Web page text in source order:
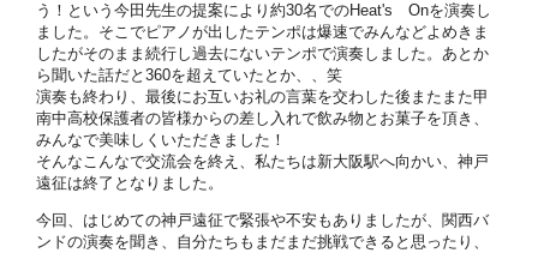
う！という今田先生の提案により約30名でのHeat's Onを演奏し
ました。そこでピアノが出したテンポは爆速でみんなどよめきま
したがそのまま続行し過去にないテンポで演奏しました。あとか
ら聞いた話だと360を超えていたとか、、笑
演奏も終わり、最後にお互いお礼の言葉を交わした後またまた甲
南中高校保護者の皆様からの差し入れで飲み物とお菓子を頂き、
みんなで美味しくいただきました！
そんなこんなで交流会を終え、私たちは新大阪駅へ向かい、神戸
遠征は終了となりました。
今回、はじめての神戸遠征で緊張や不安もありましたが、関西バ
ンドの演奏を聞き、自分たちもまだまだ挑戦できると思ったり、